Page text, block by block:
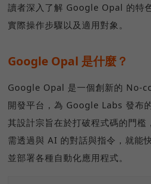
讀者深入了解 Google Opal 的特
實際操作步驟以及適用對象。
Google Opal 是什麼？
Google Opal 是一個創新的 No-
開發平台，為 Google Labs 發布
其設計宗旨在於打破程式碼的門檻
需透過與 AI 的對話與指令，就能
並部署各種自動化應用程式。